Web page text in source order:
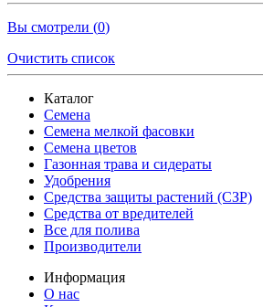
Вы смотрели (0)
Очистить список
Каталог
Семена
Семена мелкой фасовки
Семена цветов
Газонная трава и сидераты
Удобрения
Средства защиты растений (СЗР)
Средства от вредителей
Все для полива
Производители
Информация
О нас